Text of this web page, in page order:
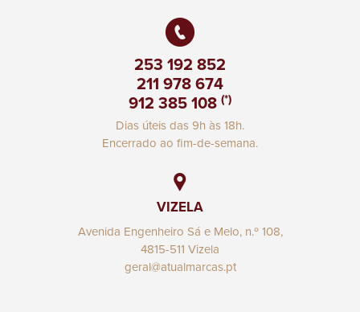
253 192 852
211 978 674
912 385 108 (*)
Dias úteis das 9h às 18h.
Encerrado ao fim-de-semana.
VIZELA
Avenida Engenheiro Sá e Melo, n.º 108,
4815-511 Vizela
geral@atualmarcas.pt